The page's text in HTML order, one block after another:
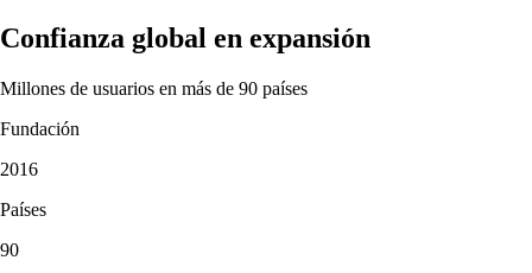
Confianza global en expansión
Millones de usuarios en más de 90 países
Fundación
2016
Países
90